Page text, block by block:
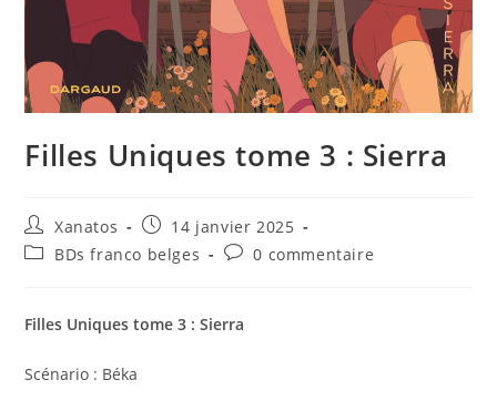
Filles Uniques tome 3 : Sierra
Auteur/autrice
de
la
Xanatos
Publication
publiée :
14 janvier 2025
PostBDs franco belges
Commentaires
0 commentaire
Filles Uniques tome 3 : Sierra
Scénario : Béka